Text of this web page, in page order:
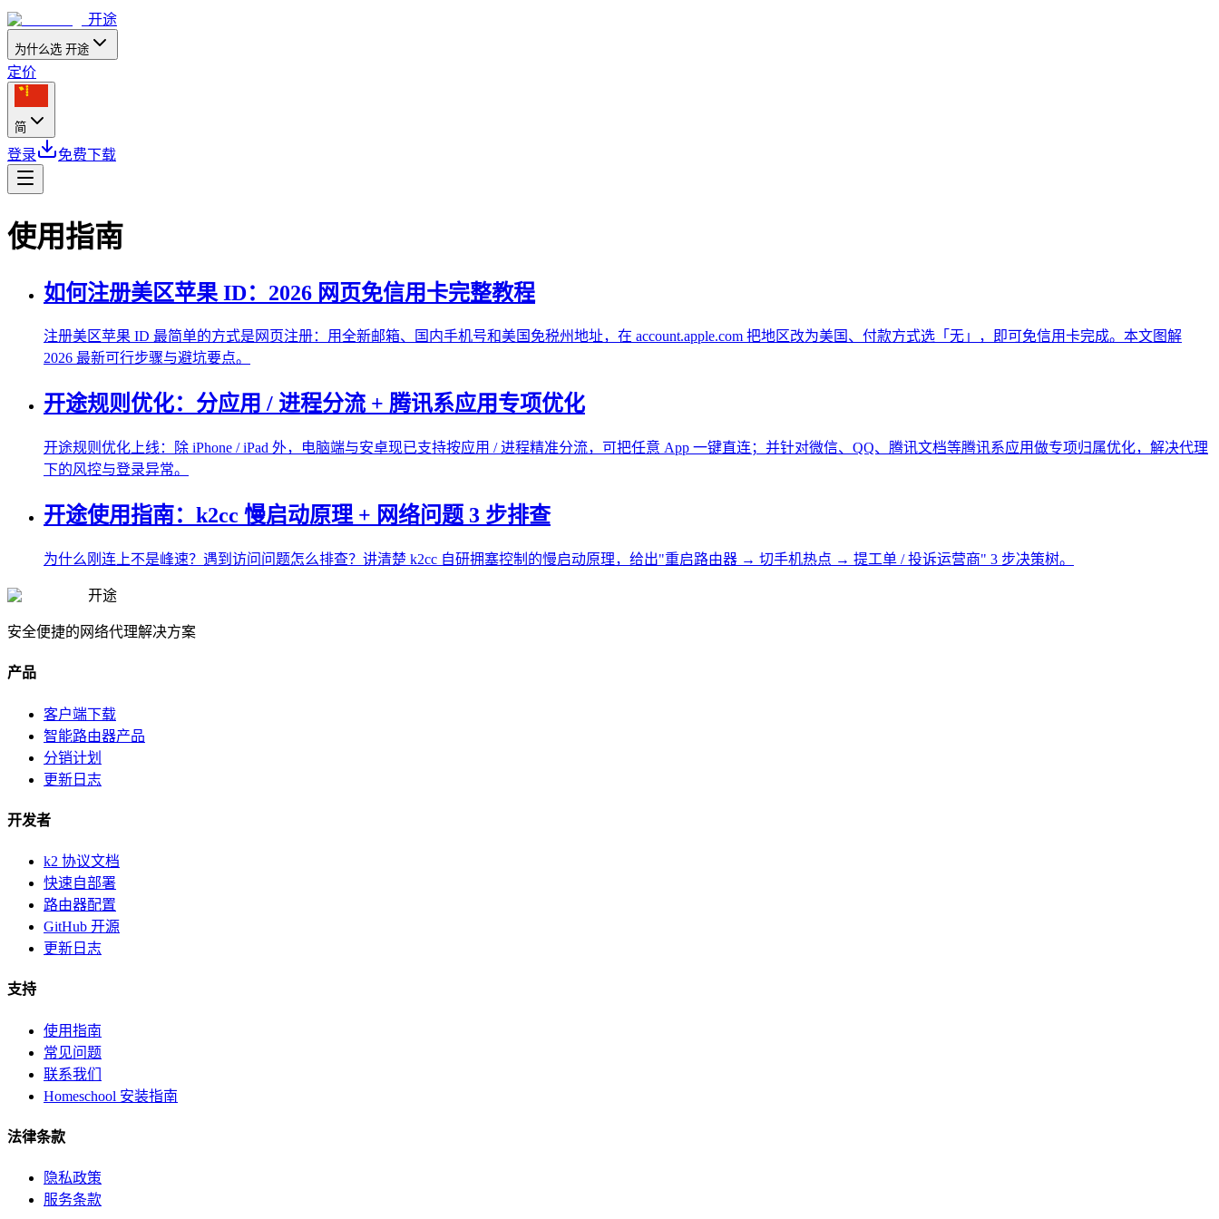
开途
为什么选 开途
定价
简
登录 免费下载
使用指南
如何注册美区苹果 ID：2026 网页免信用卡完整教程
注册美区苹果 ID 最简单的方式是网页注册：用全新邮箱、国内手机号和美国免税州地址，在 account.apple.com 把地区改为美国、付款方式选「无」，即可免信用卡完成。本文图解
2026 最新可行步骤与避坑要点。
开途规则优化：分应用 / 进程分流 + 腾讯系应用专项优化
开途规则优化上线：除 iPhone / iPad 外，电脑端与安卓现已支持按应用 / 进程精准分流，可把任意 App 一键直连；并针对微信、QQ、腾讯文档等腾讯系应用做专项归属优化，解决代理
下的风控与登录异常。
开途使用指南：k2cc 慢启动原理 + 网络问题 3 步排查
为什么刚连上不是峰速？遇到访问问题怎么排查？讲清楚 k2cc 自研拥塞控制的慢启动原理，给出"重启路由器 → 切手机热点 → 提工单 / 投诉运营商" 3 步决策树。
开途
安全便捷的网络代理解决方案
产品
客户端下载
智能路由器产品
分销计划
更新日志
开发者
k2 协议文档
快速自部署
路由器配置
GitHub 开源
更新日志
支持
使用指南
常见问题
联系我们
Homeschool 安装指南
法律条款
隐私政策
服务条款